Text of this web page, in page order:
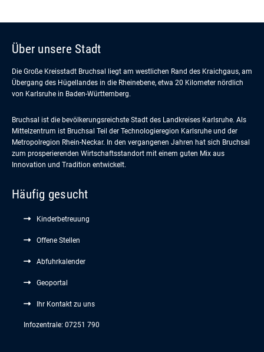
Über unsere Stadt
Die Große Kreisstadt Bruchsal liegt am westlichen Rand des Kraichgaus, am
Übergang des Hügellandes in die Rheinebene, etwa 20 Kilometer nördlich
von Karlsruhe in Baden-Württemberg.
Bruchsal ist die bevölkerungsreichste Stadt des Landkreises Karlsruhe. Als
Mittelzentrum ist Bruchsal Teil der Technologieregion Karlsruhe und der
Metropolregion Rhein-Neckar. In den vergangenen Jahren hat sich Bruchsal
zum prosperierenden Wirtschaftsstandort mit einem guten Mix aus
Innovation und Tradition entwickelt.
Häufig gesucht
Kinderbetreuung
Offene Stellen
Abfuhrkalender
Geoportal
Ihr Kontakt zu uns
Infozentrale: 07251 790